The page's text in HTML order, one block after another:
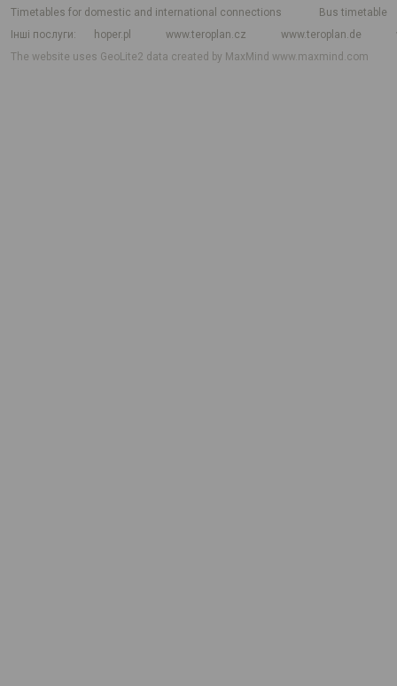
Timetables for domestic and international connections
Bus timetable
Інші послуги
hoper.pl www.teroplan.cz www.teroplan.de
The website uses GeoLite2 data created by MaxMindwww.maxmind.com